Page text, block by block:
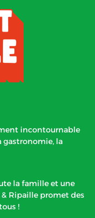
incontournable
gastronomie, la
la famille et une
Ripaille promet des
!